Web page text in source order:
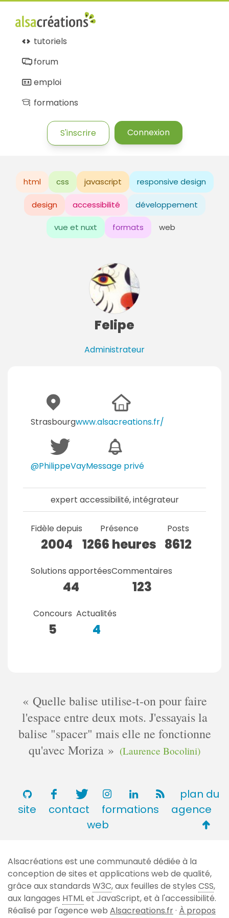
tutoriels
forum
emploi
formations
S'inscrire Connexion
html css javascript responsive design
design accessibilité développement
vue et nuxt formats web
Felipe
Administrateur
Strasbourgwww.alsacreations.fr/
@PhilippeVayMessage privé
expert accessibilité, intégrateur
Fidèle depuis
2004
Présence
1266 heures
Posts
8612
Solutions apportées
44
Commentaires
123
Concours
5
Actualités
4
Quelle balise utilise-t-on pour faire
l'espace entre deux mots. J'essayais la
balise "spacer" mais elle ne fonctionne
qu'avec Moriza
(Laurence Bocolini)
plan du
site
contact formations
agence
web
de
page
Alsacréations est une communauté dédiée à la
conception de sites et applications web de qualité,
grâce aux standards W3C, aux feuilles de styles CSS,
aux langages HTMLet JavaScript, et à l'accessibilité.
Réalisé par l'agence web Alsacreations.fr· À propos